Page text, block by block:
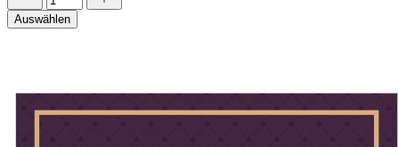
Auswählen